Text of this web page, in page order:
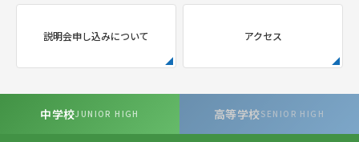
説明会申し込みについて アクセス
中学校JUNIOR HIGH 高等学校SENIOR HIGH